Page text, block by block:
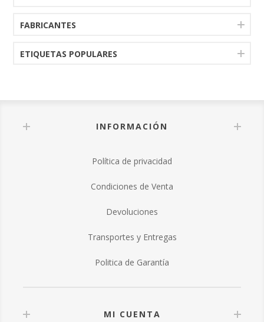
FABRICANTES
ETIQUETAS POPULARES
INFORMACIÓN
Política de privacidad
Condiciones de Venta
Devoluciones
Transportes y Entregas
Politica de Garantía
MI CUENTA